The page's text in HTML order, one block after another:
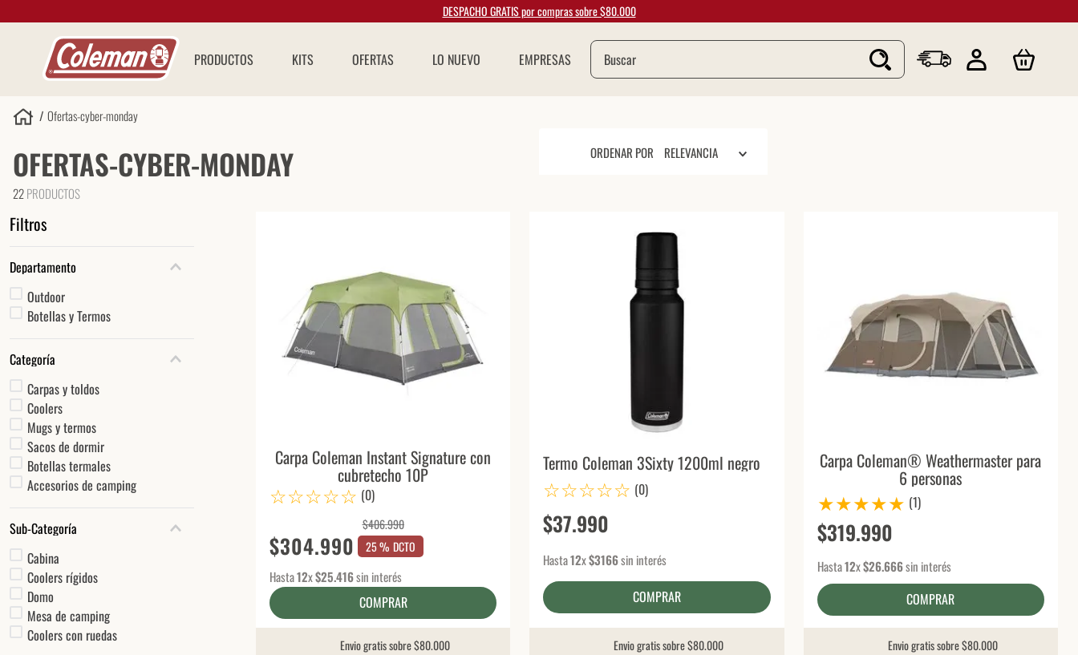
DESPACHO GRATIS por compras sobre $80.000
PRODUCTOS KITS OFERTAS LO NUEVO EMPRESAS
Buscar
Ofertas-cyber-monday
OFERTAS-CYBER-MONDAY
22PRODUCTOS
ORDENAR POR RELEVANCIA
Filtros
Departamento
Outdoor
Botellas y Termos
Categoría
Carpas y toldos
Coolers
Mugs y termos
Sacos de dormir
Botellas termales
Accesorios de camping
Sub-Categoría
Cabina
Coolers rígidos
Domo
Mesa de camping
Coolers con ruedas
Carpa Coleman Instant Signature con
cubretecho 10P
☆☆☆☆☆ (0)
$406.990
$304.990 25 % DCTO
Hasta12x$25.416sin interés
COMPRAR
Envio gratis sobre $80.000
Termo Coleman 3Sixty 1200ml negro
☆☆☆☆☆ (0)
$37.990
Hasta12x$3166sin interés
COMPRAR
Envio gratis sobre $80.000
Carpa Coleman® Weathermaster para
6 personas
★★★★★ (1)
$319.990
Hasta12x$26.666sin interés
COMPRAR
Envio gratis sobre $80.000